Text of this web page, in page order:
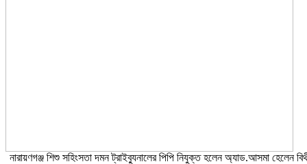
নারায়ণগঞ্জ শিশু সহিংসতা দমন ট্রাইব্যুনালের পিপি নিযুক্ত হলেন অ্যাড.আসমা হেলেন